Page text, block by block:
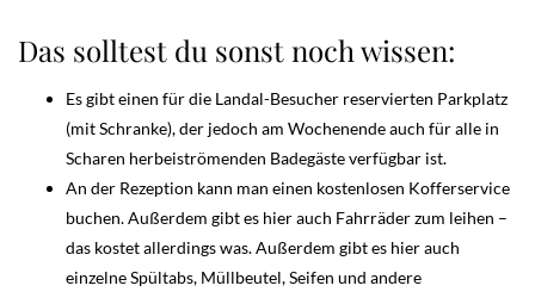
Das solltest du sonst noch wissen:
Es gibt einen für die Landal-Besucher reservierten Parkplatz
(mit Schranke), der jedoch am Wochenende auch für alle in
Scharen herbeiströmenden Badegäste verfügbar ist.
An der Rezeption kann man einen kostenlosen Kofferservice
buchen. Außerdem gibt es hier auch Fahrräder zum leihen –
das kostet allerdings was. Außerdem gibt es hier auch
einzelne Spültabs, Müllbeutel, Seifen und andere